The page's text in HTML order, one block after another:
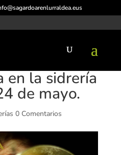
en la sidrería
de mayo.
0 Comentarios